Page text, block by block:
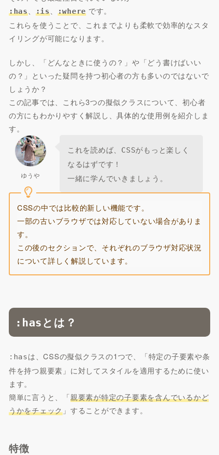
:has :is :where です。
これらを使うことで、これまでよりも柔軟で効率的なスタ
イリングが可能になります。
しかし、「どんなときに使うの？」や「どう書けばいい
の？」といった疑問を持つ初心者の方も多いのではないで
しょうか？
この記事では、これら3つの擬似クラスについて、初心者
の方にもわかりやすく解説し、具体的な使用例を紹介しま
す。
ゆうや
これを読めば、
CSSがもっと楽しく
なるはずです！
一緒に学んでいきましょう。
CSSの中では比較的新しい機能です。
一部の古いブラウザでは対応していない場合がありま
す。
この後のセクションで、それぞれのブラウザ対応状況
について詳しく解説しています。
:has とは？
:hasは、CSSの擬似クラスの1つで、「特定の子要素や条
件を持つ親要素」に対してスタイルを適用するために使い
ます。
簡単に言うと、「親要素が特定の子要素を含んでいるかど
うかをチェック 」することができます。
特徴